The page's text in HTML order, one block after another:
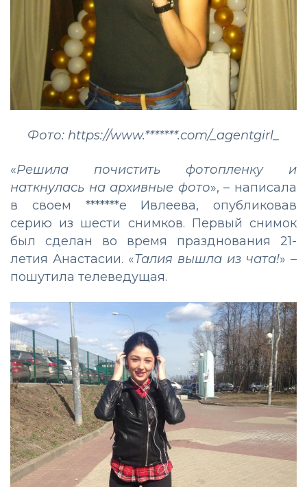
Фото: https://www.*******.com/_agentgirl_
«Решила почистить фотопленку и
наткнулась на архивные фото», – написала
в своем *******е Ивлеева, опубликовав
серию из шести снимков. Первый снимок
был сделан во время празднования 21-
летия Анастасии. «Талия вышла из чата!» –
пошутила телеведущая.